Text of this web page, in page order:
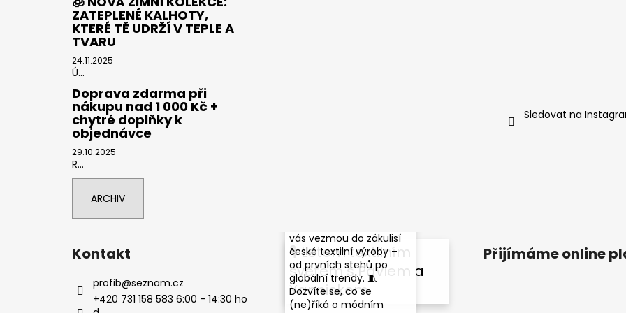
ZATEPLENÉ KALHOTY,
KTERÉ TĚ UDRŽÍ V TEPLE A
TVARU
24.11.2025
Ú...
Doprava zdarma při
nákupu nad 1 000 Kč +
chytré doplňky k
objednávce
29.10.2025
R...
ARCHIV
Sledovat na
Kontakt
profib@seznam.cz
+420 731 158 583 6:00 - 14:30 ho
🎙 Letem textilním
světem s Pavlem a
Yannickem
vás vezmou do zákulisí
české textilní výroby –
od prvních stehů po
globální trendy. 🧵
Dozvíte se, co se
(ne)říká o módním
Přijímáme online